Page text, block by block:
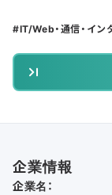
IT/Web・通信・イン
企業情報
企業名：